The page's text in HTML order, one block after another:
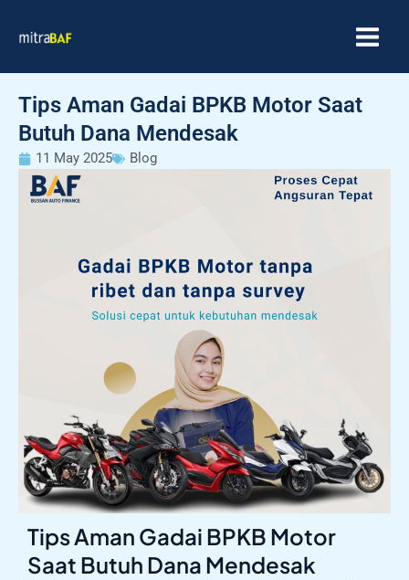
Tips Aman Gadai BPKB Motor Saat
Butuh Dana Mendesak
11 May 2025 Blog
Tips Aman Gadai BPKB Motor
Saat Butuh Dana Mendesak